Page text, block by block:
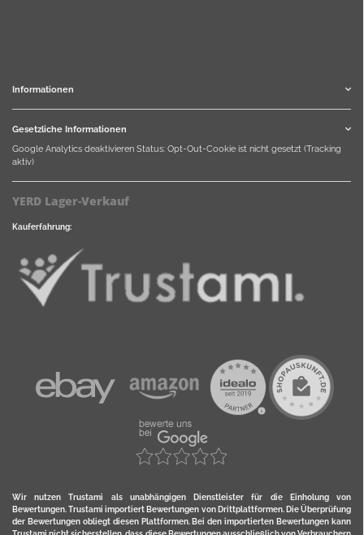
Informationen
Gesetzliche Informationen
Google Analytics deaktivieren Status: Opt-Out-Cookie ist nicht gesetzt (Tracking
aktiv)
YERD Lager-Verkauf
Kauferfahrung:
Wir nutzen Trustami als unabhängigen Dienstleister für die Einholung von
Bewertungen. Trustami importiert Bewertungen von Drittplattformen. Die Überprüfung
der Bewertungen obliegt diesen Plattformen. Bei den importierten Bewertungen kann